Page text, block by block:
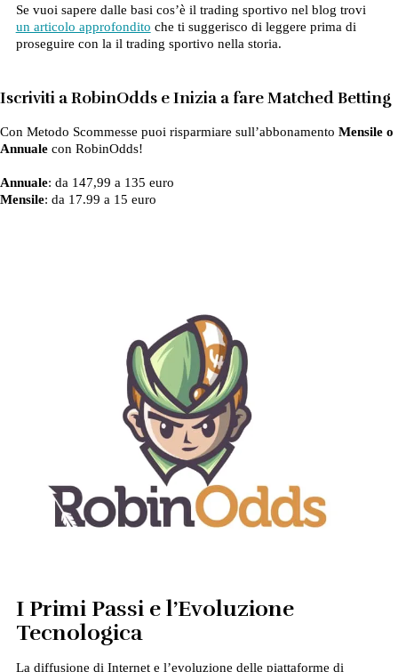
Se vuoi sapere dalle basi cos’è il trading sportivo nel blog trovi
un articolo approfondito che ti suggerisco di leggere prima di
proseguire con la il trading sportivo nella storia.
Iscriviti a RobinOdds e Inizia a fare Matched Betting
Con Metodo Scommesse puoi risparmiare sull’abbonamento Mensile o
Annuale con RobinOdds!
Annuale: da 147,99 a 135 euro
Mensile: da 17.99 a 15 euro
I Primi Passi e l’Evoluzione
Tecnologica
La diffusione di Internet e l’evoluzione delle piattaforme di